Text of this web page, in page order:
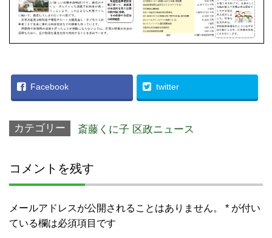
Facebook twitter
カテゴリー 斎藤くに子 区政ニュース
コメントを残す
メールアドレスが公開されることはありません。 * が付い
ている欄は必須項目です